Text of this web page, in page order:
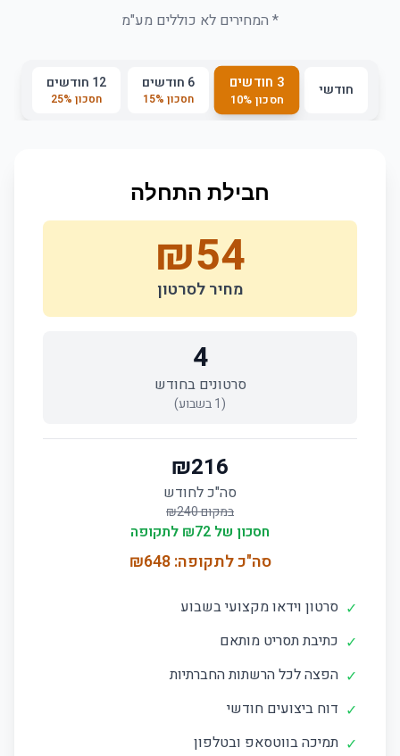
* המחירים לא כוללים מע"מ
חודשי 3 חודשים
חסכון 10%
6 חודשים
חסכון 15%
12 חודשים
חסכון 25%
חבילת התחלה
₪54
מחיר לסרטון
4
סרטונים בחודש
(
1בשבוע)
₪216
סה"כ לחודש
במקום ₪240
חסכון של ₪ 72 לתקופה
סה"כ לתקופה: ₪648
✓ סרטון וידאו מקצועי בשבוע
✓ כתיבת תסריט מותאם
✓ הפצה לכל הרשתות החברתיות
✓ דוח ביצועים חודשי
✓ תמיכה בווטסאפ ובטלפון